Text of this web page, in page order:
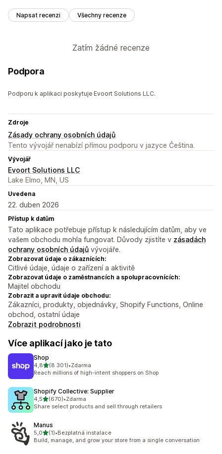
Napsat recenzi Všechny recenze
Zatím žádné recenze
Podpora
Podporu k aplikaci poskytuje Evoort Solutions LLC.
Zdroje
Zásady ochrany osobních údajů
Tento vývojář nenabízí přímou podporu v jazyce Čeština.
Vývojář
Evoort Solutions LLC
Lake Elmo, MN, US
Uvedena
22. duben 2026
Přístup k datům
Tato aplikace potřebuje přístup k následujícím datům, aby ve
vašem obchodu mohla fungovat. Důvody zjistíte v zásadách
ochrany osobních údajů vývojáře.
Zobrazovat údaje o zákaznících:
Citlivé údaje, údaje o zařízení a aktivitě
Zobrazovat údaje o zaměstnancích a spolupracovnících:
Majitel obchodu
Zobrazit a upravit údaje obchodu:
Zákazníci, produkty, objednávky, Shopify Functions, Online
obchod, ostatní údaje
Zobrazit podrobnosti
Více aplikací jako je tato
Shop
4,8z 5 hvězd
(8 301)
Celkový počet recenzí: 8301
•Zdarma
Reach millions of high-intent shoppers on Shop
Shopify Collective: Supplier
4,5z 5 hvězd
(670)
Celkový počet recenzí: 670
•Zdarma
Share select products and sell through retailers
Manus
5,0z 5 hvězd
(1)
Celkový počet recenzí: 1
•Bezplatná instalace
Build, manage, and grow your store from a single conversation